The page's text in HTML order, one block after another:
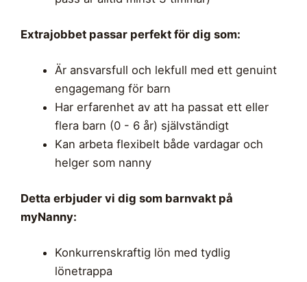
Extrajobbet passar perfekt för dig som:
Är ansvarsfull och lekfull med ett genuint
engagemang för barn
Har erfarenhet av att ha passat ett eller
flera barn (0 - 6 år) självständigt
Kan arbeta flexibelt både vardagar och
helger som nanny
Detta erbjuder vi dig som barnvakt på
myNanny:
Konkurrenskraftig lön med tydlig
lönetrappa